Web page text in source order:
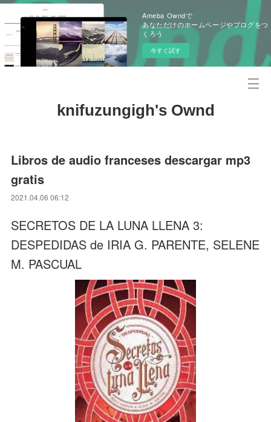
Ameba Owndで
あなただけのホームページやブログをつ
くろう
今すぐ試す
knifuzungigh's Ownd
Libros de audio franceses descargar mp3
gratis
2021.04.06 06:12
SECRETOS DE LA LUNA LLENA 3:
DESPEDIDAS de IRIA G. PARENTE, SELENE
M. PASCUAL